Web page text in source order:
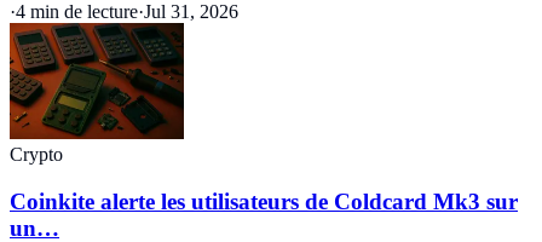
·4 min de lecture·Jul 31, 2026
Crypto
Coinkite alerte les utilisateurs de Coldcard Mk3 sur
un…